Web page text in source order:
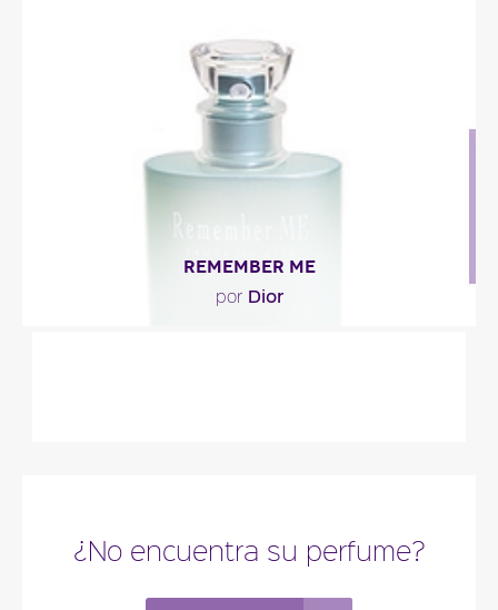
frescas, como la bergamota, el geranio y el
espino.En..."
REMEMBER ME
por Dior
¿No encuentra su perfume?